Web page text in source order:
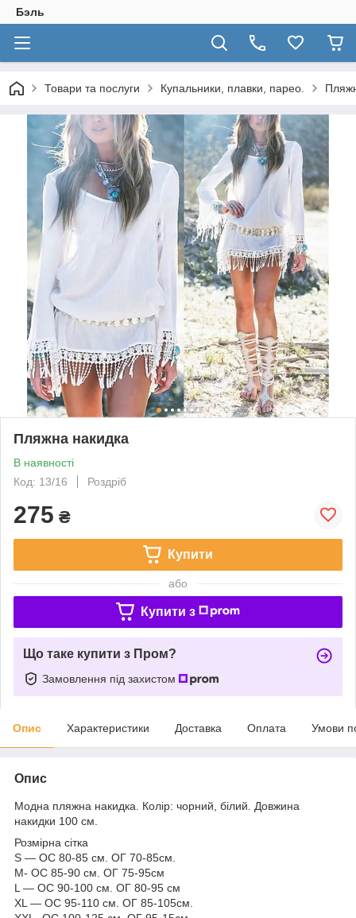
Бэль
Товари та послуги Купальники, плавки, парео.
Пляжна накидка
В наявності
Код: 13/16
Роздріб
275 ₴
Купити
або
Купити з
Що таке купити з Пром?
Замовлення під захистом
Опис Характеристики Доставка Оплата Умови
Опис
Модна пляжна накидка. Колір: чорний, білий. Довжина
накидки 100 см.
Розмірна сітка
S — ОС 80-85 см. ОГ 70-85см.
M- ОС 85-90 см. ОГ 75-95см
L — ОС 90-100 см. ОГ 80-95 см
XL — ОС 95-110 см. ОГ 85-105см.